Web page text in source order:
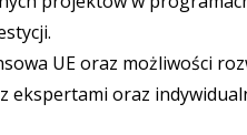
UE oraz możliwości
ekspertami oraz